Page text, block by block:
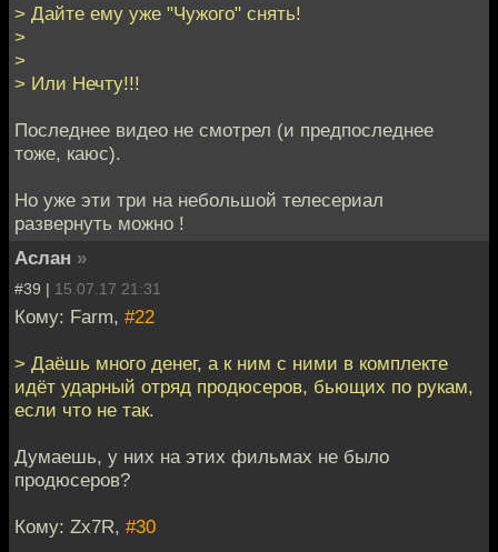
> Дайте ему уже "Чужого" снять!
>
>
> Или Нечту!!!
Последнее видео не смотрел (и предпоследнее
тоже, каюс).
Но уже эти три на небольшой телесериал
развернуть можно !
Аслан »
#39 | 15.07.17 21:31
Кому: Farm, #22
> Даёшь много денег, а к ним с ними в комплекте
идёт ударный отряд продюсеров, бьющих по рукам,
если что не так.
Думаешь, у них на этих фильмах не было
продюсеров?
Кому: Zx7R, #30